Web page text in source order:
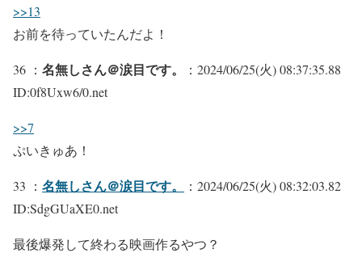
>>13
お前を待っていたんだよ！
36 ： 名無しさん＠涙目です。
：2024/06/25(火) 08:37:35.88
ID:0f8Uxw6/0.net
>>7
ぷいきゅあ！
33 ： 名無しさん＠涙目です。
：2024/06/25(火) 08:32:03.82
ID:SdgGUaXE0.net
最後爆発して終わる映画作るやつ？